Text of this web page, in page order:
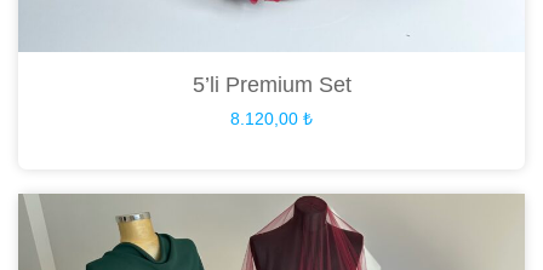
5’li Premium Set
8.120,00 ₺